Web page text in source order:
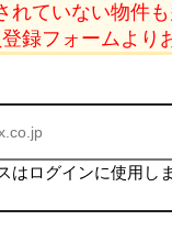
ていない物件も
録フォームより
はログインに使用しま